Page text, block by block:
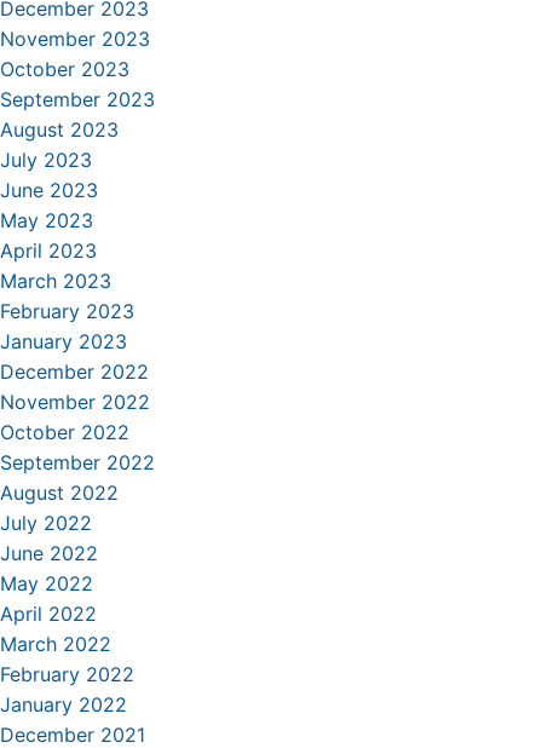
December 2023
November 2023
October 2023
September 2023
August 2023
July 2023
June 2023
May 2023
April 2023
March 2023
February 2023
January 2023
December 2022
November 2022
October 2022
September 2022
August 2022
July 2022
June 2022
May 2022
April 2022
March 2022
February 2022
January 2022
December 2021